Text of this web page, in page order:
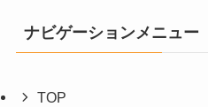
ナビゲーションメニュー
TOP